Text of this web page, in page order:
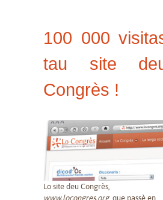
100 000
tau site
Congrès !
Lo site deu Congrès,
www.locongres.org, que passè en